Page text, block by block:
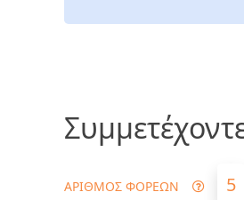
ΑΡΙΘΜΟΣ ΦΟΡΕΩΝ 5